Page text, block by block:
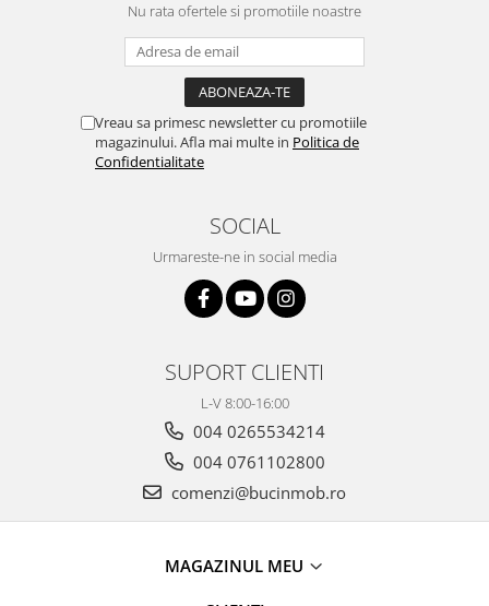
Nu rata ofertele si promotiile noastre
Vreau sa primesc newsletter cu promotiile
magazinului. Afla mai multe in Politica de
Confidentialitate
SOCIAL
Urmareste-ne in social media
SUPORT CLIENTI
L-V 8:00-16:00
004 0265534214
004 0761102800
comenzi@bucinmob.ro
MAGAZINUL MEU